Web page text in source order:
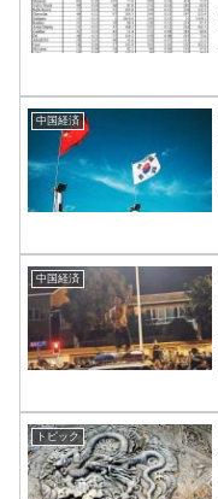
中国経済
中国経済
トピック